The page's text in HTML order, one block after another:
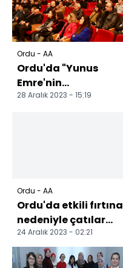
Ordu - AA
Ordu'da "Yunus
Emre'nin
Coğrafyası"
28 Aralık 2023 - 15:19
Ordu - AA
Ordu'da etkili fırtına
nedeniyle çatılar
uçtu, park halindeki
araçlarda has...
24 Aralık 2023 - 02:21